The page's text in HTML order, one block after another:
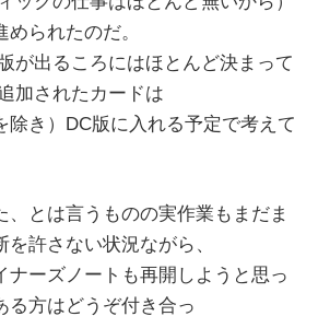
られたのだ。
が出るころにはほとんど決まって
加されたカードは
除き）DC版に入れる予定で考えて
、とは言うものの実作業もまだま
許さない状況ながら、
ナーズノートも再開しようと思っ
る方はどうぞ付き合っ